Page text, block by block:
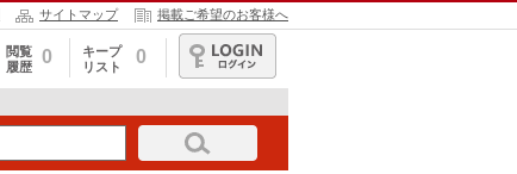
サイトマップ 掲載ご希望のお客様へ
閲覧
履歴
0
キープ
リスト
0
ログイン